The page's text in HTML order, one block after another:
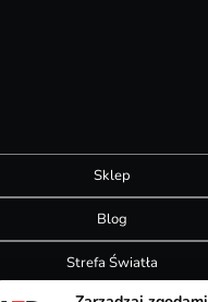
Sklep
Blog
Strefa Światła